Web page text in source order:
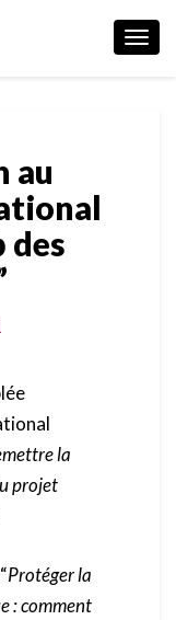
au
des
la
projet
Protéger la
: comment